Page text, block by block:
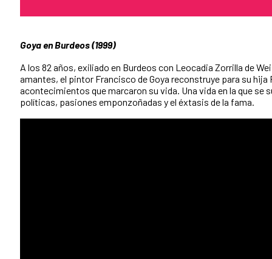
Goya en Burdeos (1999)
A los 82 años, exiliado en Burdeos con Leocadia Zorrilla de
amantes, el pintor Francisco de Goya reconstruye para su hija
acontecimientos que marcaron su vida. Una vida en la que se
políticas, pasiones emponzoñadas y el éxtasis de la fama.